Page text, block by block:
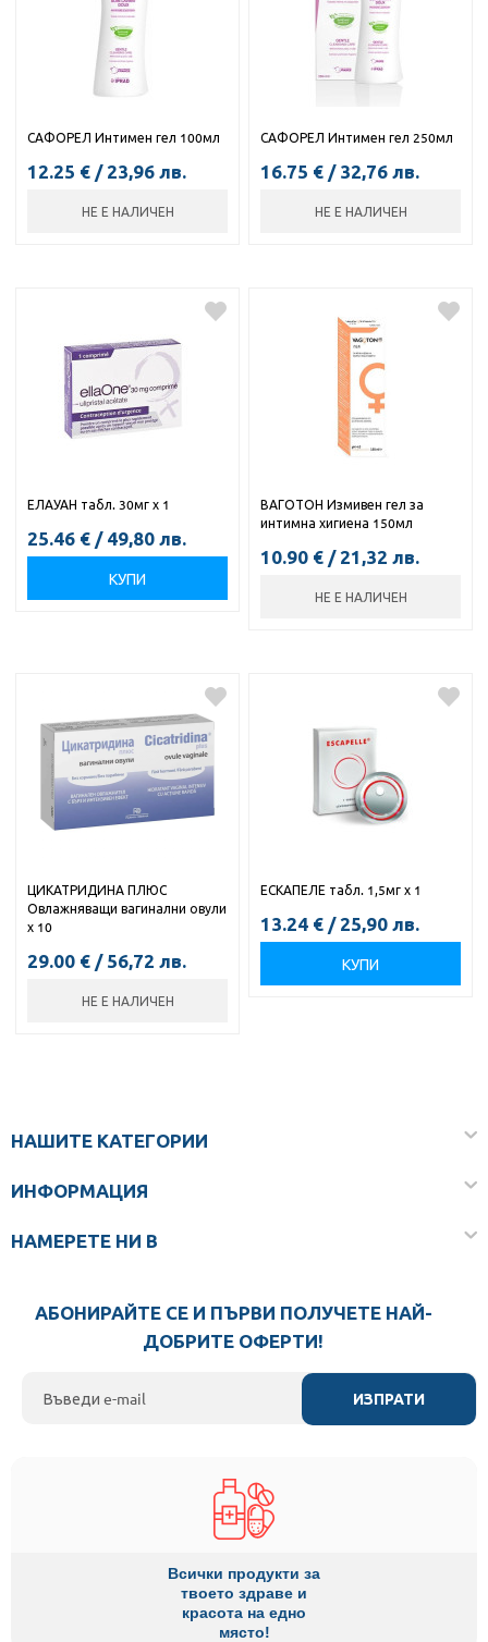
САФОРЕЛ Интимен гел 100мл
12.25 € / 23,96 лв.
НЕ Е НАЛИЧЕН
САФОРЕЛ Интимен гел 250мл
16.75 € / 32,76 лв.
НЕ Е НАЛИЧЕН
ЕЛАУАН табл. 30мг х 1
25.46 € / 49,80 лв.
КУПИ
ВАГОТОН Измивен гел за
интимна хигиена 150мл
10.90 € / 21,32 лв.
НЕ Е НАЛИЧЕН
ЦИКАТРИДИНА ПЛЮС
Овлажняващи вагинални овули
х 10
29.00 € / 56,72 лв.
НЕ Е НАЛИЧЕН
ЕСКАПЕЛЕ табл. 1,5мг х 1
13.24 € / 25,90 лв.
КУПИ
НАШИТЕ КАТЕГОРИИ
ИНФОРМАЦИЯ
НАМЕРЕТЕ НИ В
АБОНИРАЙТЕ СЕ И ПЪРВИ ПОЛУЧЕТЕ НАЙ-
ДОБРИТЕ ОФЕРТИ!
ИЗПРАТИ
Всички продукти за
твоето здраве и
красота на едно
място!